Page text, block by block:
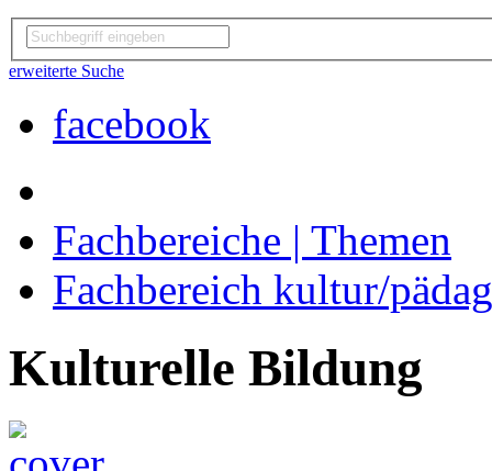
erweiterte Suche
facebook
Fachbereiche | Themen
Fachbereich kultur/
Kulturelle Bildung